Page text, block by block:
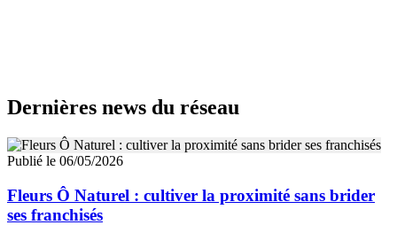
Dernières news du réseau
Publié le 06/05/2026
Fleurs Ô Naturel : cultiver la proximité sans brider
ses franchisés